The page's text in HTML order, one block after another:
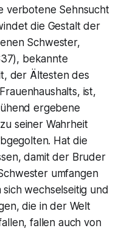
verbotene Sehnsucht
die Gestalt der
Schwester,
bekannte
der Ältesten des
ist,
ergebene
seiner Wahrheit
Hat die
damit der Bruder
umfangen
wechselseitig und
die in der Welt
fallen auch von